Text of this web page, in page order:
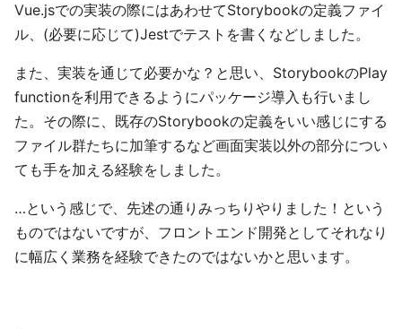
Vue.jsでの実装の際にはあわせてStorybookの定義ファイ
ル、(必要に応じて)Jestでテストを書くなどしました。
また、実装を通じて必要かな？と思い、StorybookのPlay
functionを利用できるようにパッケージ導入も行いまし
た。その際に、既存のStorybookの定義をいい感じにする
ファイル群たちに加筆するなど画面実装以外の部分につい
ても手を加える経験をしました。
…という感じで、先述の通りみっちりやりました！という
ものではないですが、フロントエンド開発としてそれなり
に幅広く業務を経験できたのではないかと思います。